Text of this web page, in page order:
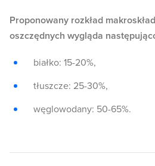
Proponowany rozkład
oszczędnych wygląda
białko: 15-20%,
tłuszcze: 25-30%,
węglowodany: 50-65%.